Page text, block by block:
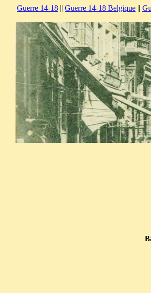
Guerre 14-18 || Guerre 14-18 Belgique ||